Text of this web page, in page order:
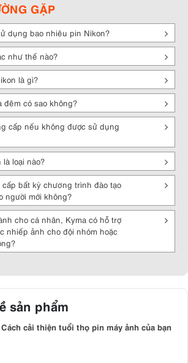
và thay thế. Thích hợp cho các nhiếp ảnh
cần có pin dự phòng.
Nikon không ngừng phát triển công nghệ pin,
tiên tiến như quản lý năng lượng thông minh
pin trên màn hình LCD của máy ảnh.
được thiết kế để có tuổi thọ dài, giúp bạn tiết
và giảm tác động đến môi trường.
việc sáng tạo và chia sẻ những tác phẩm
pin máy ảnh Nikon. Đừng để việc lo lắng về
tạo của bạn. Nikon mang đến cho bạn sản
lượng nhất để bạn có thể thực hiện mọi ý
bức ảnh tuyệt vời. Bạn có thể truy cập
để khám phá thêm về các lựa chọn pin máy
phẩm khác.
GẶP
dụng bao nhiêu pin Nikon?
như thế nào?
là gì?
đêm có sao không?
cấp nếu không được sử dụng
loại nào?
bất kỳ chương trình đào tạo
người mới không?
cho cá nhân, Kyma có hỗ trợ
nhiếp ảnh cho đội nhóm hoặc
sản phẩm
Cách cải thiện tuổi thọ pin máy ảnh của bạn